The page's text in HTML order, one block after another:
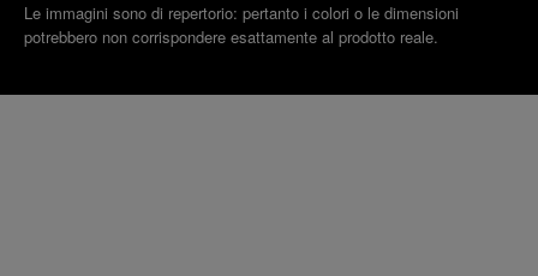
Le immagini sono di repertorio: pertanto i colori o le dimensioni
potrebbero non corrispondere esattamente al prodotto reale.